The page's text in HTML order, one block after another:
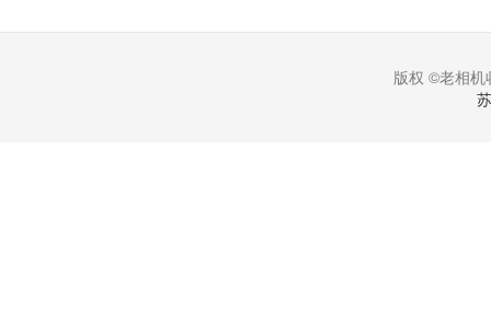
版权 ©老相